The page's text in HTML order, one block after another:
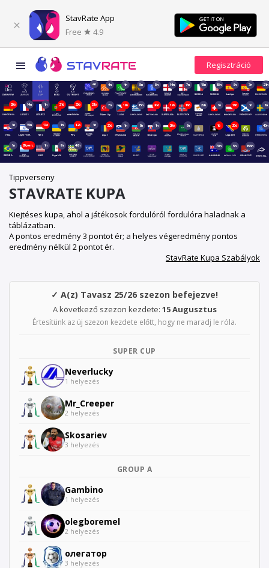
StavRate App
Free
4.9
4n 4n 4n 5n 5n 14n 7n 15n 15n 8n 7n 21n
20ó 14n 1n 21ó 20ó 21ó 7n 19ó 15n 20ó 19ó 19ó 22n 1n 19ó 1n 1n
1n 15n 17ó 1n 12ó 1n 20ó 1n 8n 1n 20ó 6n 1ó 20ó 40n
1n 20perc 1n 9n 48n 70n 5n 153n
Tippverseny
STAVRATE KUPA
Kiejtéses kupa, ahol a játékosok fordulóról fordulóra haladnak a
táblázatban.
A pontos eredmény 3 pontot ér; a helyes végeredmény pontos
eredmény nélkül 2 pontot ér.
StavRate Kupa Szabályok
✓ A(z) Tavasz 25/26 szezon befejezve!
A következő szezon kezdete: 15 Augusztus
Értesítünk az új szezon kezdete előtt, hogy ne maradj le róla.
SUPER CUP
Neverlucky
1 helyezés
Mr_Creeper
2 helyezés
Skosariev
3 helyezés
GROUP A
Gambino
1 helyezés
olegboremel
2 helyezés
олегатор
3 helyezés